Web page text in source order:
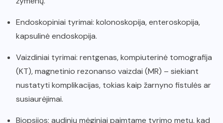
Endoskopiniai tyrimai: kolonoskopija, enteroskopija,
kapsulinė endoskopija.
Vaizdiniai tyrimai: rentgenas, kompiuterinė tomografija
(KT), magnetinio rezonanso vaizdai (MR) – siekiant
nustatyti komplikacijas, tokias kaip žarnyno fistulės ar
susiaurėjimai.
Biopsijos: audinių mėginiai paimtame tyrimo metu, kad